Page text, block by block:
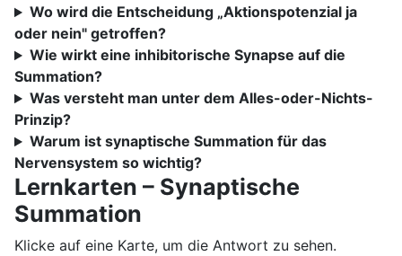
Wo wird die Entscheidung „Aktionspotenzial ja
oder nein" getroffen?
Wie wirkt eine inhibitorische Synapse auf die
Summation?
Was versteht man unter dem Alles-oder-Nichts-
Prinzip?
Warum ist synaptische Summation für das
Nervensystem so wichtig?
Lernkarten – Synaptische
Summation
Klicke auf eine Karte, um die Antwort zu sehen.